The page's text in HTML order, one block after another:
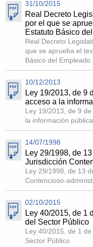
31/10/2015
Real Decreto
por el que se
Estatuto Básico
Real Decreto
que se aprueba el
Básico del Empleado
10/12/2013
Ley 19/2013, de 9
acceso a la
Ley 19/2013, de 9
la información
14/07/1998
Ley 29/1998, de
Jurisdicción
Ley 29/1998, de 13
Contencioso-
02/10/2015
Ley 40/2015, de 1
del Sector Público
Ley 40/2015, de 1
Sector Público